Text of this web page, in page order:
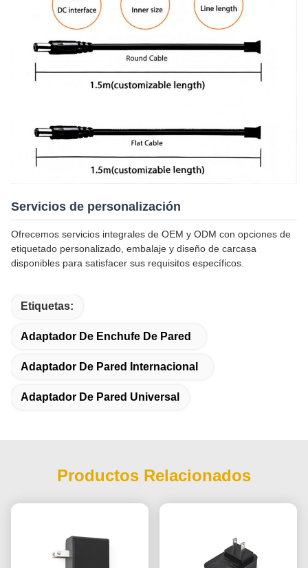
Servicios de personalización
Ofrecemos servicios integrales de OEM y ODM con opciones de
etiquetado personalizado, embalaje y diseño de carcasa
disponibles para satisfacer sus requisitos específicos.
Etiquetas:
Adaptador De Enchufe De Pared
Adaptador De Pared Internacional
Adaptador De Pared Universal
Productos Relacionados